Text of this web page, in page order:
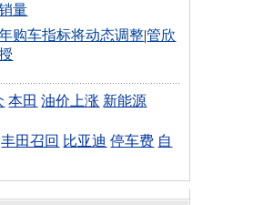
量
购车指标将动态调整|管欣
本田 油价上涨 新能源
丰田召回 比亚迪 停车费 自